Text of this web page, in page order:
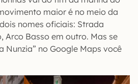
maior é no meio da
nomes oficiais: Strada
Arco Basso em outro. Mas se
Nunzia” no Google Maps você